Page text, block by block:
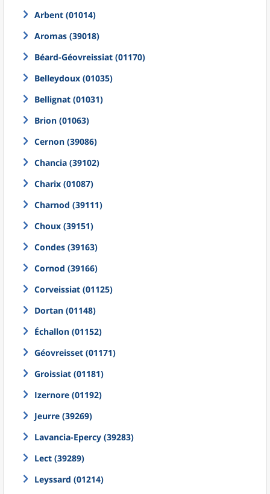
Arbent (01014)
Aromas (39018)
Béard-Géovreissiat (01170)
Belleydoux (01035)
Bellignat (01031)
Brion (01063)
Cernon (39086)
Chancia (39102)
Charix (01087)
Charnod (39111)
Choux (39151)
Condes (39163)
Cornod (39166)
Corveissiat (01125)
Dortan (01148)
Échallon (01152)
Géovreisset (01171)
Groissiat (01181)
Izernore (01192)
Jeurre (39269)
Lavancia-Epercy (39283)
Lect (39289)
Leyssard (01214)